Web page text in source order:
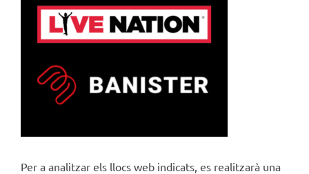
Per a analitzar els llocs web indicats, es realitzarà una